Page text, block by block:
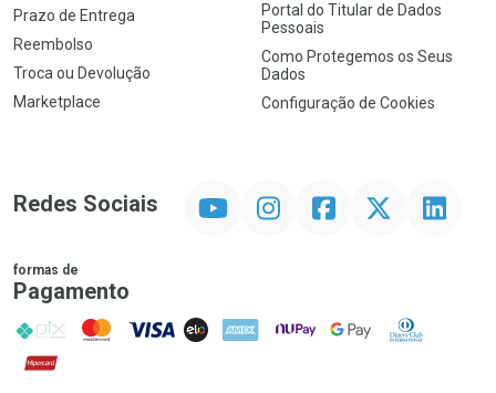
Prazo de Entrega
Reembolso
Troca ou Devolução
Marketplace
Portal do Titular de Dados
Pessoais
Como Protegemos os Seus
Dados
Configuração de Cookies
Redes Sociais InstagramFacebookTwitter Linkedin
formas de
Pagamento
PIX MasterCard
VISA ELO AMEX NuPay Google PayDiners Club
Hipercard